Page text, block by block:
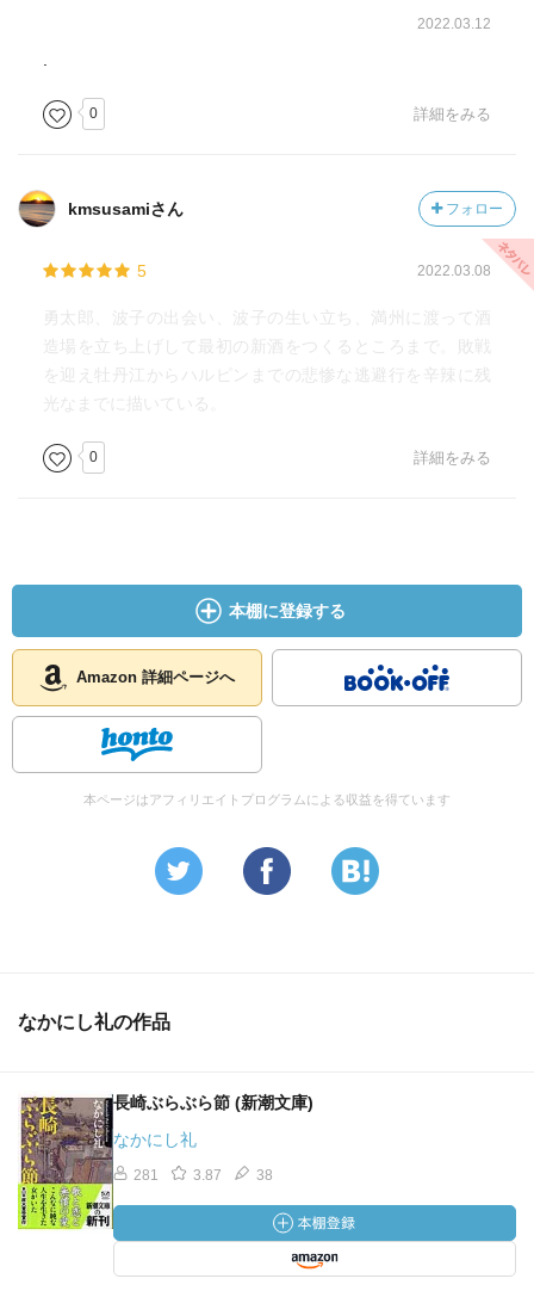
2022.03.12
0 詳細をみる
kmsusamiさん フォロー
5 2022.03.08
勇太郎、波子の出会い、波子の生い立ち、満州に渡って酒
造場を立ち上げして最初の新酒をつくるところまで。敗戦
を迎え牡丹江からハルピンまでの悲惨な逃避行を辛辣に残
光なまでに描いている。
0 詳細をみる
本棚に登録する
Amazon 詳細ページへ
本ページはアフィリエイトプログラムによる収益を得ています
なかにし礼の作品
長崎ぶらぶら節 (新潮文庫)
なかにし礼
281 3.87 38